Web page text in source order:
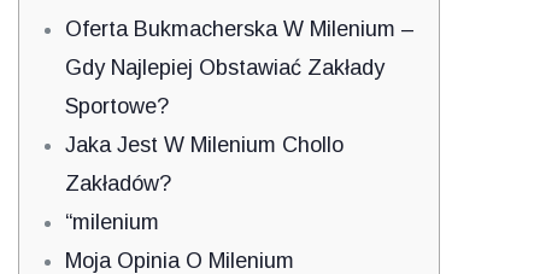
Oferta Bukmacherska W Milenium –
Gdy Najlepiej Obstawiać Zakłady
Sportowe?
Jaka Jest W Milenium Chollo
Zakładów?
“milenium
Moja Opinia O Milenium